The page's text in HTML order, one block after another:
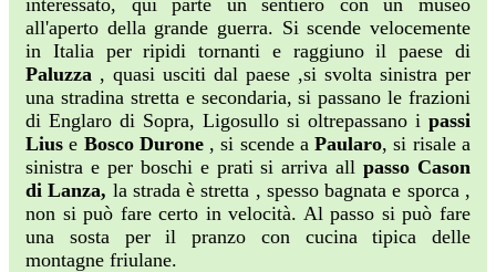
all'aperto della grande guerra. Si scende velocemente
in Italia per ripidi tornanti e raggiuno il paese di
Paluzza , quasi usciti dal paese ,si svolta sinistra per
una stradina stretta e secondaria, si passano le frazioni
di Englaro di Sopra, Ligosullo si oltrepassano i passi
Lius e Bosco Durone, si scende aPaularo, si risale a
sinistra e per boschi e prati si arriva allpasso Cason
di Lanza, la strada è stretta , spesso bagnata e sporca ,
non si può fare certo in velocità. Al passo si può fare
una sosta per il pranzo con cucina tipica delle
montagne friulane.